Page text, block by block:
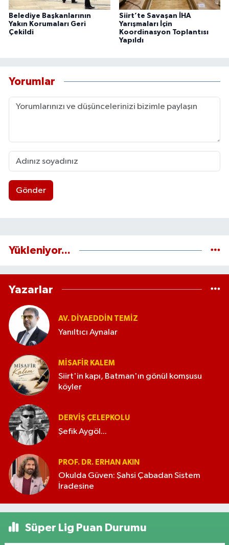
Belediye Başkanlarının
Yakın Korumaları Geri
Çekildi
Siirt’te Savaşan İHA
Yarışmaları İçin
Koordinasyon Toplantısı
Yapıldı
Yorumlar
Gönder
Yükleniyor...
Yazarlar
AV. DIYAEDDIN TEMIZ
Yanıltıcı Aynalar
MISAFIR KALEM
Siirt'in kapı, Batman'ın gönül komşusu
köyler
DERVIŞ ÇELEPKOLU
Şefik Aygöl...
PROF. DR. ERHAN AKIN
Okulda Güven: Şahsi Çabadan Sistem
İradesine
Süper Lig Puan Durumu